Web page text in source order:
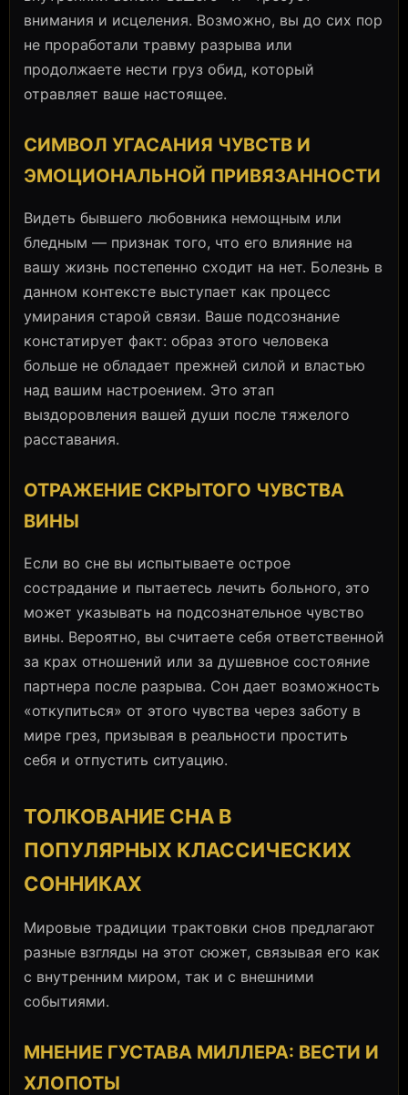
внимания и исцеления. Возможно, вы до сих пор
не проработали травму разрыва или
продолжаете нести груз обид, который
отравляет ваше настоящее.
СИМВОЛ УГАСАНИЯ ЧУВСТВ И
ЭМОЦИОНАЛЬНОЙ ПРИВЯЗАННОСТИ
Видеть бывшего любовника немощным или
бледным — признак того, что его влияние на
вашу жизнь постепенно сходит на нет. Болезнь в
данном контексте выступает как процесс
умирания старой связи. Ваше подсознание
констатирует факт: образ этого человека
больше не обладает прежней силой и властью
над вашим настроением. Это этап
выздоровления вашей души после тяжелого
расставания.
ОТРАЖЕНИЕ СКРЫТОГО ЧУВСТВА
ВИНЫ
Если во сне вы испытываете острое
сострадание и пытаетесь лечить больного, это
может указывать на подсознательное чувство
вины. Вероятно, вы считаете себя ответственной
за крах отношений или за душевное состояние
партнера после разрыва. Сон дает возможность
«откупиться» от этого чувства через заботу в
мире грез, призывая в реальности простить
себя и отпустить ситуацию.
ТОЛКОВАНИЕ СНА В
ПОПУЛЯРНЫХ КЛАССИЧЕСКИХ
СОННИКАХ
Мировые традиции трактовки снов предлагают
разные взгляды на этот сюжет, связывая его как
с внутренним миром, так и с внешними
событиями.
МНЕНИЕ ГУСТАВА МИЛЛЕРА: ВЕСТИ И
ХЛОПОТЫ